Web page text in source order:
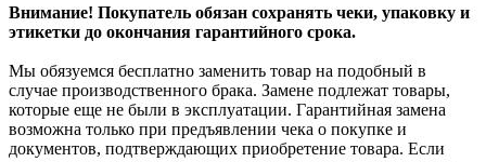
Внимание! Покупатель обязан сохранять чеки, упаковку и
этикетки до окончания гарантийного срока.
Мы обязуемся бесплатно заменить товар на подобный в
случае производственного брака. Замене подлежат товары,
которые еще не были в эксплуатации. Гарантийная замена
возможна только при предъявлении чека о покупке и
документов, подтверждающих приобретение товара. Если